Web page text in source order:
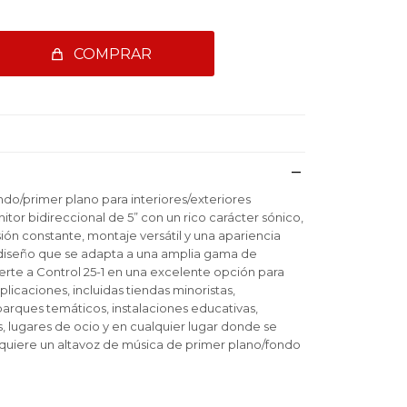
COMPRAR
primer plano para interiores/exteriores
bidireccional de 5” con un rico carácter sónico,
constante, montaje versátil y una apariencia
que se adapta a una amplia gama de
a Control 25-1 en una excelente opción para
incluidas tiendas minoristas,
temáticos, instalaciones educativas,
lugares de ocio y en cualquier lugar donde se
un altavoz de música de primer plano/fondo